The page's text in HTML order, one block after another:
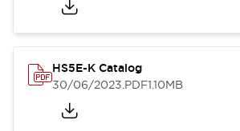
HS5E-K Catalog
30/06/2023.PDF1.10MB